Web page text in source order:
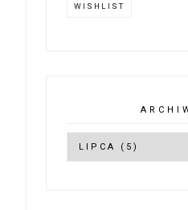
WISHLIST